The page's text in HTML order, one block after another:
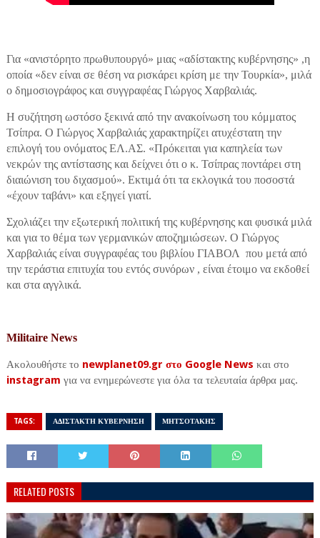
Για «ανιστόρητο πρωθυπουργό» μιας «αδίστακτης κυβέρνησης» ,η
οποία «δεν είναι σε θέση να ρισκάρει κρίση με την Τουρκία», μιλά
ο δημοσιογράφος και συγγραφέας Γιώργος Χαρβαλιάς.
Η συζήτηση ωστόσο ξεκινά από την ανακοίνωση του κόμματος
Τσίπρα. Ο Γιώργος Χαρβαλιάς χαρακτηρίζει ατυχέστατη την
επιλογή του ονόματος ΕΛ.ΑΣ. «Πρόκειται για καπηλεία των
νεκρών της αντίστασης και δείχνει ότι ο κ. Τσίπρας ποντάρει στη
διαιώνιση του διχασμού». Εκτιμά ότι τα εκλογικά του ποσοστά
«έχουν ταβάνι» και εξηγεί γιατί.
Σχολιάζει την εξωτερική πολιτική της κυβέρνησης και φυσικά μιλά
και για το θέμα των γερμανικών αποζημιώσεων. Ο Γιώργος
Χαρβαλιάς είναι συγγραφέας του βιβλίου ΓΙΑΒΟΛ που μετά από
την τεράστια επιτυχία του εντός συνόρων , είναι έτοιμο να εκδοθεί
και στα αγγλικά.
Militaire News
Ακολουθήστε το newplanet09.gr στο Google News και στο
instagram για να ενημερώνεστε για όλα τα τελευταία άρθρα μας.
TAGS: ΑΔΙΣΤΑΚΤΗ ΚΥΒΕΡΝΗΣΗ ΜΗΤΣΟΤΑΚΗΣ
RELATED POSTS